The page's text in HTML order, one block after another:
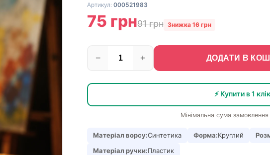
Артикул: 000521983
75 грн91 грн Знижка 16 грн
− + ДОДАТИ В
⚡ Купити в 1 клік
Мінімальна сума
Матеріал ворсу:Синтетика Форма:Круглий
Матеріал ручки:Пластик